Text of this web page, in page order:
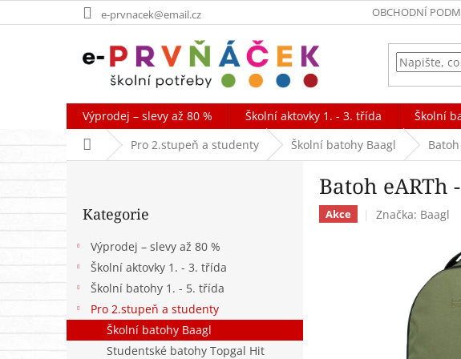
na
e-prvnacek@email.cz OBCHODNÍ
Výprodej – slevy až 80 % Školní aktovky 1. - 3. třída Školní
Domů Pro 2.stupeň a studenty Školní batohy Baagl
P
a
kategorie
Kategorie
Výprodej – slevy až 80 %
Školní aktovky 1. - 3. třída
Školní batohy 1. - 5. třída
Pro 2.stupeň a studenty
Školní batohy Baagl
Studentské batohy Topgal Hit
Batoh eARTh
Akce Značka: Baagl